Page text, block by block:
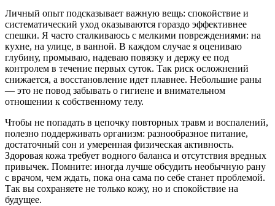
Личный опыт подсказывает важную вещь: спокойствие и
систематический уход оказываются гораздо эффективнее
спешки. Я часто сталкиваюсь с мелкими повреждениями: на
кухне, на улице, в ванной. В каждом случае я оцениваю
глубину, промываю, надеваю повязку и держу ее под
контролем в течение первых суток. Так риск осложнений
снижается, а восстановление идет плавнее. Небольшие раны
— это не повод забывать о гигиене и внимательном
отношении к собственному телу.
Чтобы не попадать в цепочку повторных травм и воспалений,
полезно поддерживать организм: разнообразное питание,
достаточный сон и умеренная физическая активность.
Здоровая кожа требует водного баланса и отсутствия вредных
привычек. Помните: иногда лучше обсудить необычную рану
с врачом, чем ждать, пока она сама по себе станет проблемой.
Так вы сохраняете не только кожу, но и спокойствие на
будущее.